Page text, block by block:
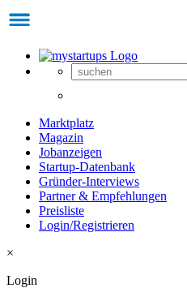
Marktplatz
Magazin
Jobanzeigen
Startup-Datenbank
Gründer-Interviews
Partner & Empfehlungen
Preisliste
Login/Registrieren
×
Login